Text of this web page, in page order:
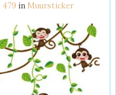
479 in Muursticker